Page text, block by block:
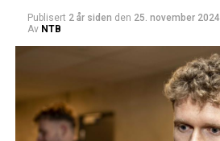
Publisert 2 år siden den 25. november 2024
Av NTB